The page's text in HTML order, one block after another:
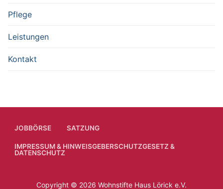
Pflege
Leistungen
Kontakt
JOBBÖRSE SATZUNG
IMPRESSUM & HINWEISGEBERSCHUTZGESETZ &
DATENSCHUTZ
Copyright © 2026 Wohnstifte Haus Lörick e.V.